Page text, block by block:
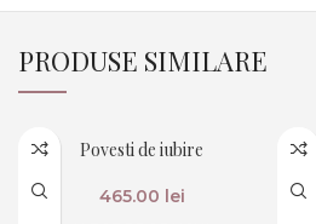
PRODUSE SIMILARE
Povesti de iubire
465.00 lei